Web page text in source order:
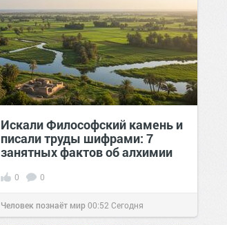
Искали Философский камень и
писали труды шифрами: 7
занятных фактов об алхимии
0 0
Человек познаёт мир00:52 Сегодня